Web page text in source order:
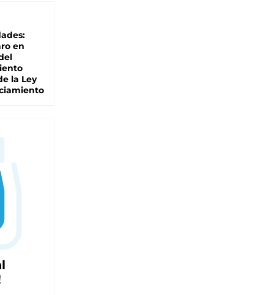
en
la Ley